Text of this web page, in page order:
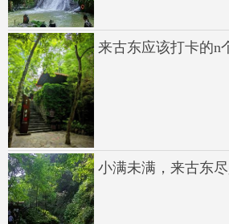
来古东应该打卡的n
小满未满，来古东